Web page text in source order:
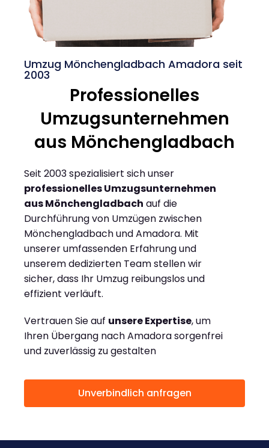
Umzug Mönchengladbach Amadora seit
2003
Professionelles
Umzugsunternehmen
aus Mönchengladbach
Seit 2003 spezialisiert sich unser
professionelles Umzugsunternehmen
aus Mönchengladbach auf die
Durchführung von Umzügen zwischen
Mönchengladbach und Amadora. Mit
unserer umfassenden Erfahrung und
unserem dedizierten Team stellen wir
sicher, dass Ihr Umzug reibungslos und
effizient verläuft.
Vertrauen Sie auf unsere Expertise, um
Ihren Übergang nach Amadora sorgenfrei
und zuverlässig zu gestalten
Unverbindlich anfragen